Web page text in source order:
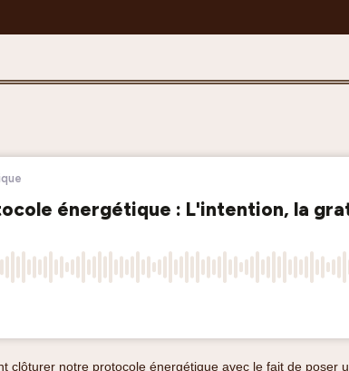
clôturer notre protocole énergétique avec le fait de poser